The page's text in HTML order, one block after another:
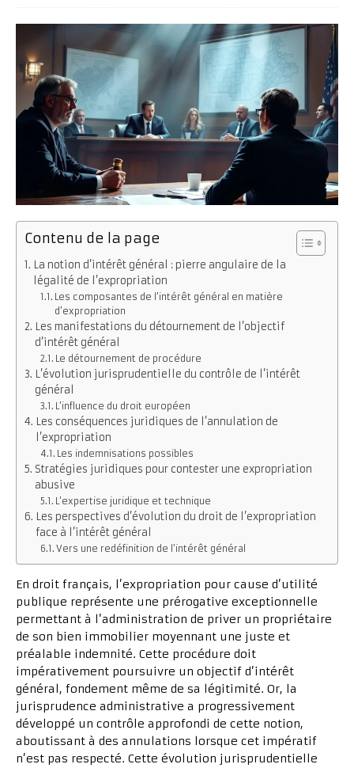
Contenu de la page
La notion d’intérêt général : pierre angulaire de la
légalité de l’expropriation
Les composantes de l’intérêt général en matière
d’expropriation
Les manifestations du détournement de l’objectif
d’intérêt général
Le détournement de procédure
L’évolution jurisprudentielle du contrôle de l’intérêt
général
L’influence du droit européen
Les conséquences juridiques de l’annulation de
l’expropriation
Les indemnisations possibles
Stratégies juridiques pour contester une expropriation
abusive
L’expertise juridique et technique
Les perspectives d’évolution du droit de l’expropriation
face à l’intérêt général
Vers une redéfinition de l’intérêt général
En droit français, l’expropriation pour cause d’utilité
publique représente une prérogative exceptionnelle
permettant à l’administration de priver un propriétaire
de son bien immobilier moyennant une juste et
préalable indemnité. Cette procédure doit
impérativement poursuivre un objectif d’intérêt
général, fondement même de sa légitimité. Or, la
jurisprudence administrative a progressivement
développé un contrôle approfondi de cette notion,
aboutissant à des annulations lorsque cet impératif
n’est pas respecté. Cette évolution jurisprudentielle